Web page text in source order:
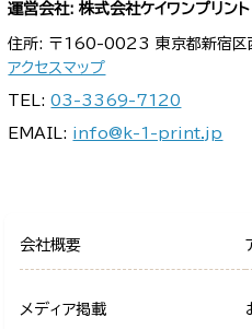
運営会社: 株式会社ケイワンプリント
住所: 〒160-0023 東京都新宿
アクセスマップ
TEL:03-3369-7120
EMAIL: info@k-1-print.jp
会社概要
メディア掲載